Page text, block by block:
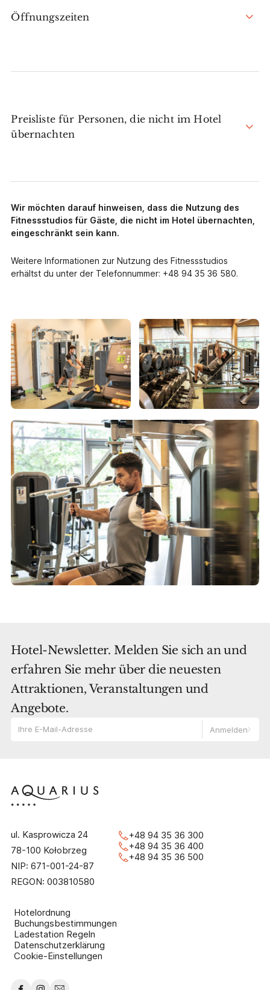
Öffnungszeiten
Preisliste für Personen, die nicht im Hotel
übernachten
Wir möchten darauf hinweisen, dass die Nutzung des
Fitnessstudios für Gäste, die nicht im Hotel übernachten,
eingeschränkt sein kann.
Weitere Informationen zur Nutzung des Fitnessstudios
erhältst du unter der Telefonnummer: +48 94 35 36 580.
Hotel-Newsletter. Melden Sie sich an und
erfahren Sie mehr über die neuesten
Attraktionen, Veranstaltungen und
Angebote.
Anmelden
ul. Kasprowicza 24
78-100 Kołobrzeg
NIP: 671-001-24-87
REGON: 003810580
+48 94 35 36 300
+48 94 35 36 400
+48 94 35 36 500
Hotelordnung
Buchungsbestimmungen
Ladestation Regeln
Datenschutzerklärung
Cookie-Einstellungen